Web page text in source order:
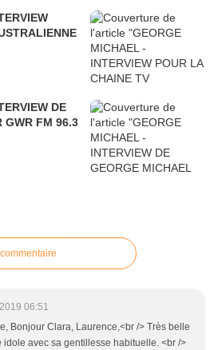
DE
GWR FM 96.3
06:51
Bonjour Clara, Laurence,<br /> Très belle
idole avec sa gentillesse habituelle. <br />